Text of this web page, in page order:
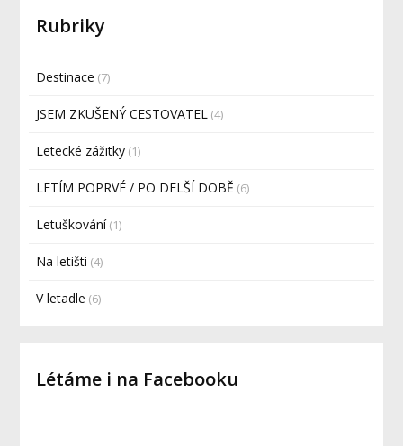
Rubriky
Destinace (7)
JSEM ZKUŠENÝ CESTOVATEL (4)
Letecké zážitky (1)
LETÍM POPRVÉ / PO DELŠÍ DOBĚ (6)
Letuškování(1)
Na letišti (4)
V letadle (6)
Létáme i na Facebooku